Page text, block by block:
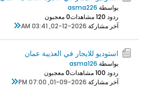
بواسطة asma226
ردود 0
12 مشاهدات
0 معجبون
آخر مشاركة 02-12-2026, 03:41 AM
استوديو للايجار في العذيبة عمان
بواسطة asma126
ردود 0
10 مشاهدات
0 معجبون
آخر مشاركة 01-09-2026, 07:00 PM